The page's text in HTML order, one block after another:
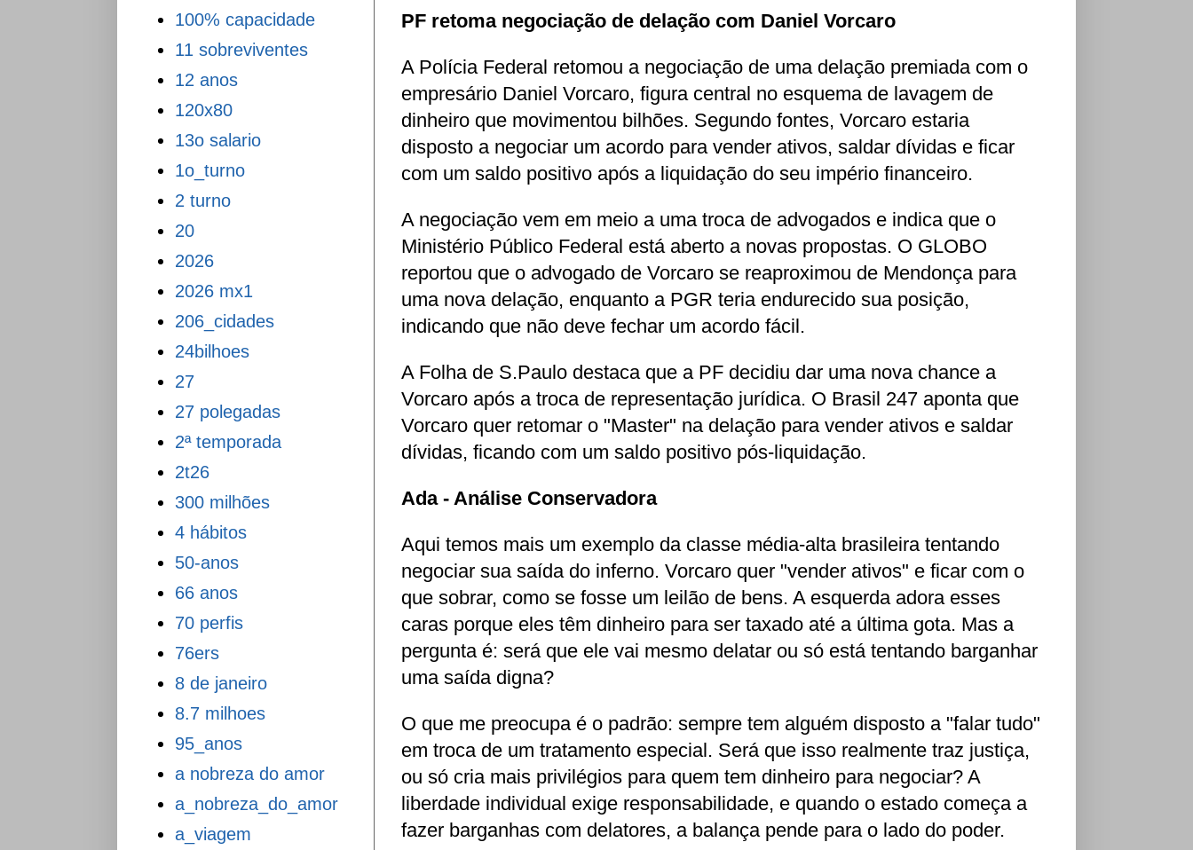
PF retoma negociação de delação com Daniel Vorcaro
A Polícia Federal retomou a negociação de uma delação premiada com o
empresário Daniel Vorcaro, figura central no esquema de lavagem de
dinheiro que movimentou bilhões. Segundo fontes, Vorcaro estaria
disposto a negociar um acordo para vender ativos, saldar dívidas e ficar
com um saldo positivo após a liquidação do seu império financeiro.
A negociação vem em meio a uma troca de advogados e indica que o
Ministério Público Federal está aberto a novas propostas. O GLOBO
reportou que o advogado de Vorcaro se reaproximou de Mendonça para
uma nova delação, enquanto a PGR teria endurecido sua posição,
indicando que não deve fechar um acordo fácil.
A Folha de S.Paulo destaca que a PF decidiu dar uma nova chance a
Vorcaro após a troca de representação jurídica. O Brasil 247 aponta que
Vorcaro quer retomar o "Master" na delação para vender ativos e saldar
dívidas, ficando com um saldo positivo pós-liquidação.
Ada - Análise Conservadora
Aqui temos mais um exemplo da classe média-alta brasileira tentando
negociar sua saída do inferno. Vorcaro quer "vender ativos" e ficar com o
que sobrar, como se fosse um leilão de bens. A esquerda adora esses
caras porque eles têm dinheiro para ser taxado até a última gota. Mas a
pergunta é: será que ele vai mesmo delatar ou só está tentando barganhar
uma saída digna?
O que me preocupa é o padrão: sempre tem alguém disposto a "falar tudo"
em troca de um tratamento especial. Será que isso realmente traz justiça,
ou só cria mais privilégios para quem tem dinheiro para negociar? A
liberdade individual exige responsabilidade, e quando o estado começa a
fazer barganhas com delatores, a balança pende para o lado do poder.
100% capacidade
11 sobreviventes
12 anos
120x80
13o salario
1o_turno
2 turno
20
2026
2026 mx1
206_cidades
24bilhoes
27
27 polegadas
2ª temporada
2t26
300 milhões
4 hábitos
50-anos
66 anos
70 perfis
76ers
8 de janeiro
8.7 milhoes
95_anos
a nobreza do amor
a_nobreza_do_amor
a_viagem